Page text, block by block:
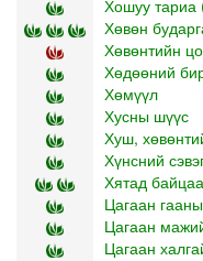
Хошуу тариа
Хөвөн
Хөвөнтийн
Хөдөөний
Хөмүүл
Хусны шүүс
Хуш,
Хүнсний
Хятад байцаа
Цагаан
Цагаан
Цагаан